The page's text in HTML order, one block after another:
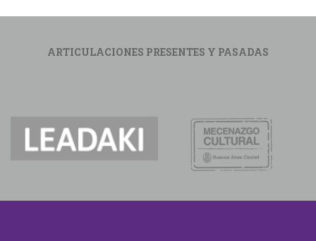
ARTICULACIONES PRESENTES Y PASADAS